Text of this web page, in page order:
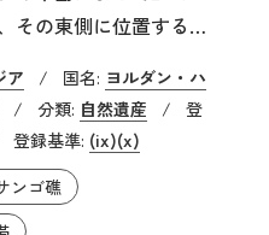
その東側に位置するの
、サウジアラビア、エ
面しています。ヨル
洋保護区は、国の南端
岸約7kmにわたって広
海岸は主に岩場で、岸
ア / 国名: ヨルダン・ハ
/ 分類: 自然遺産 /
登
登録基準: (ix)(x)
ンゴ礁